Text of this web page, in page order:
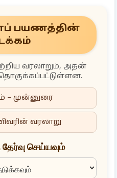
பயணத்தின்
வரலாறும், அதன்
– முன்னுரை
வரலாறு
செய்யவும்